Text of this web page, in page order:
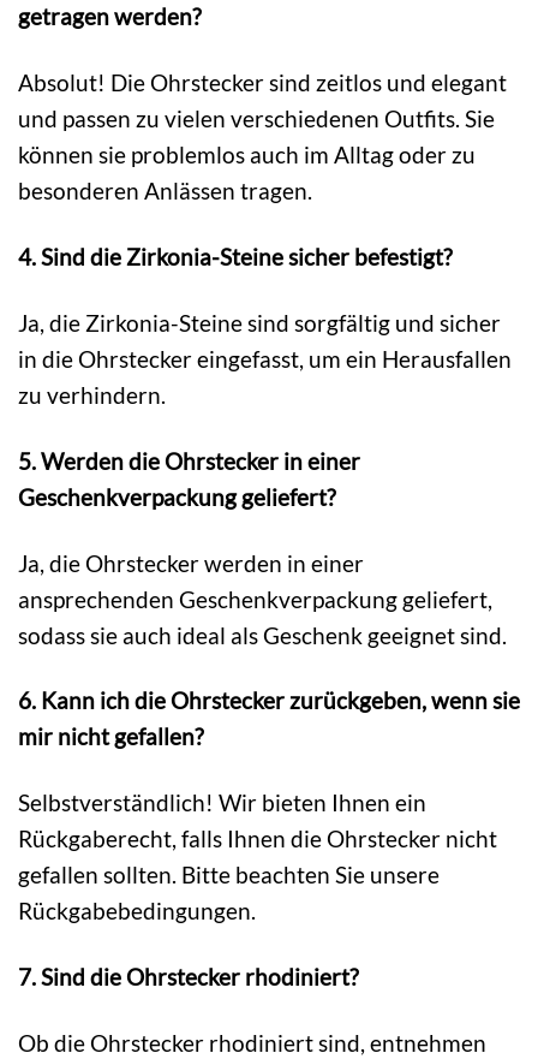
getragen werden?
Absolut! Die Ohrstecker sind zeitlos und elegant
und passen zu vielen verschiedenen Outfits. Sie
können sie problemlos auch im Alltag oder zu
besonderen Anlässen tragen.
4. Sind die Zirkonia-Steine sicher befestigt?
Ja, die Zirkonia-Steine sind sorgfältig und sicher
in die Ohrstecker eingefasst, um ein Herausfallen
zu verhindern.
5. Werden die Ohrstecker in einer
Geschenkverpackung geliefert?
Ja, die Ohrstecker werden in einer
ansprechenden Geschenkverpackung geliefert,
sodass sie auch ideal als Geschenk geeignet sind.
6. Kann ich die Ohrstecker zurückgeben, wenn sie
mir nicht gefallen?
Selbstverständlich! Wir bieten Ihnen ein
Rückgaberecht, falls Ihnen die Ohrstecker nicht
gefallen sollten. Bitte beachten Sie unsere
Rückgabebedingungen.
7. Sind die Ohrstecker rhodiniert?
Ob die Ohrstecker rhodiniert sind, entnehmen